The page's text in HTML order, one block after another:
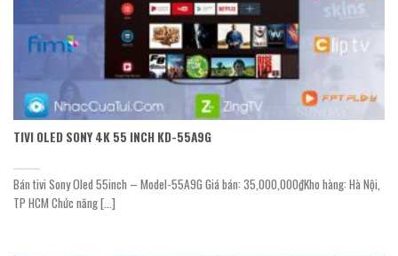
TIVI OLED SONY 4K 55 INCH KD-55A9G
Bán tivi Sony Oled 55inch – Model-55A9G Giá bán: 35,000,000₫Kho hàng: Hà Nội,
TP HCM Chức năng [...]